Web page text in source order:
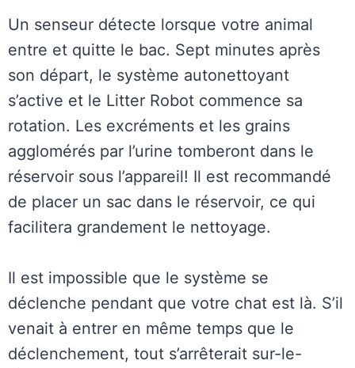
Un senseur détecte lorsque votre animal
entre et quitte le bac. Sept minutes après
son départ, le système autonettoyant
s’active et le Litter Robot commence sa
rotation. Les excréments et les grains
agglomérés par l’urine tomberont dans le
réservoir sous l’appareil! Il est recommandé
de placer un sac dans le réservoir, ce qui
facilitera grandement le nettoyage.
Il est impossible que le système se
déclenche pendant que votre chat est là. S’il
venait à entrer en même temps que le
déclenchement, tout s’arrêterait sur-le-